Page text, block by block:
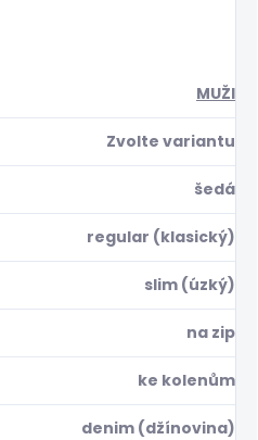
MUŽI
Zvolte variantu
šedá
regular (klasický)
slim (úzký)
na zip
ke kolenům
denim (džínovina)